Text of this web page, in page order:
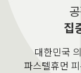
집
대한민국
파스텔휴먼